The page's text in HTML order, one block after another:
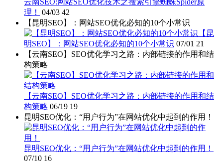
云南SEO:网站SEO优化技术之搜索引擎蜘蛛Spider原
理！
04/03 42
【昆明SEO】：网站SEO优化必知的10个小常识
【昆
明SEO】：网站SEO优化必知的10个小常识 07/01 21
【云南SEO】SEO优化学习之路：内部链接的作用和结
构策略
【云南SEO】SEO优化学习之路：内部链接的作用和结
构策略 06/19 19
昆明SEO优化：“用户行为”在网站优化中起到的作用！
昆明SEO优化：“用户行为”在网站优化中起到的作用！
07/10 16